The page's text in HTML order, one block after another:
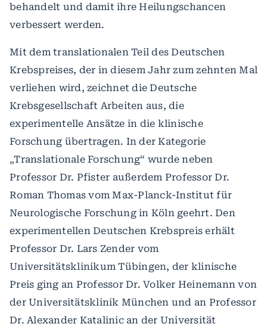
behandelt und damit ihre Heilungschancen
verbessert werden.
Mit dem translationalen Teil des Deutschen
Krebspreises, der in diesem Jahr zum zehnten Mal
verliehen wird, zeichnet die Deutsche
Krebsgesellschaft Arbeiten aus, die
experimentelle Ansätze in die klinische
Forschung übertragen. In der Kategorie
„Translationale Forschung“ wurde neben
Professor Dr. Pfister außerdem Professor Dr.
Roman Thomas vom Max-Planck-Institut für
Neurologische Forschung in Köln geehrt. Den
experimentellen Deutschen Krebspreis erhält
Professor Dr. Lars Zender vom
Universitätsklinikum Tübingen, der klinische
Preis ging an Professor Dr. Volker Heinemann von
der Universitätsklinik München und an Professor
Dr. Alexander Katalinic an der Universität